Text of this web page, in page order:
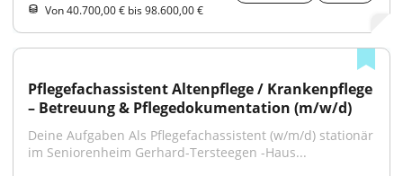
Von 40.700,00 € bis 98.600,00 €
Pflegefachassistent Altenpflege / Krankenpflege
– Betreuung & Pflegedokumentation (m/w/d)
Deine Aufgaben Als Pflegefachassistent (w/m/d) stationär
im Seniorenheim Gerhard-Tersteegen -Haus...